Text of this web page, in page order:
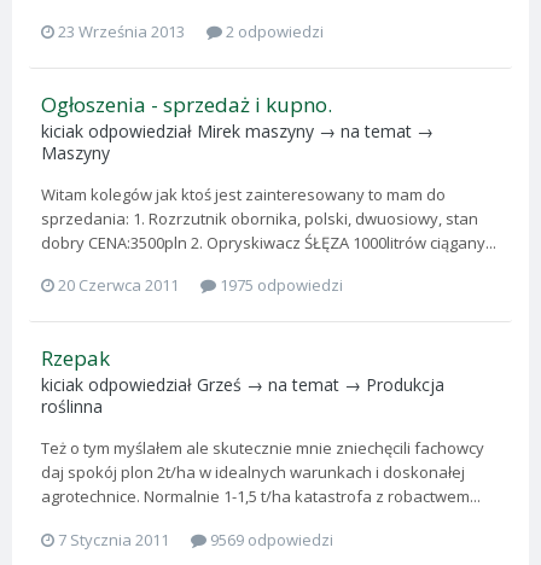
23 Września 2013
2 odpowiedzi
Ogłoszenia - sprzedaż i kupno.
kiciak odpowiedział Mirek maszyny → na temat →
Maszyny
Witam kolegów jak ktoś jest zainteresowany to mam do
sprzedania: 1. Rozrzutnik obornika, polski, dwuosiowy, stan
dobry CENA:3500pln 2. Opryskiwacz ŚŁĘZA 1000litrów ciągany...
20 Czerwca 2011
1975 odpowiedzi
Rzepak
kiciak odpowiedział Grześ → na temat → Produkcja
roślinna
Też o tym myślałem ale skutecznie mnie zniechęcili fachowcy
daj spokój plon 2t/ha w idealnych warunkach i doskonałej
agrotechnice. Normalnie 1-1,5 t/ha katastrofa z robactwem...
7 Stycznia 2011
9569 odpowiedzi